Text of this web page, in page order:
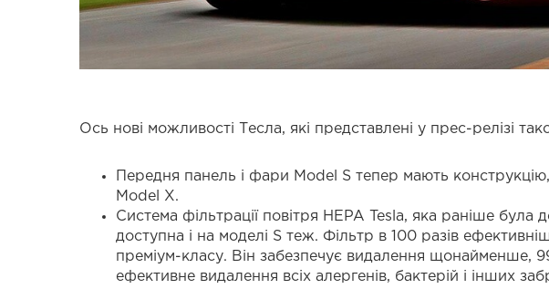
Ось нові можливості Тесла, які представлені у прес-релізі
Передня панель і фари Model S тепер мають конструкцію,
Model X.
Система фільтрації повітря HEPA Tesla, яка раніше була
доступна і на моделі S теж. Фільтр в 100 разів
преміум-класу. Він забезпечує видалення щонайменше,
ефективне видалення всіх алергенів, бактерій і інших